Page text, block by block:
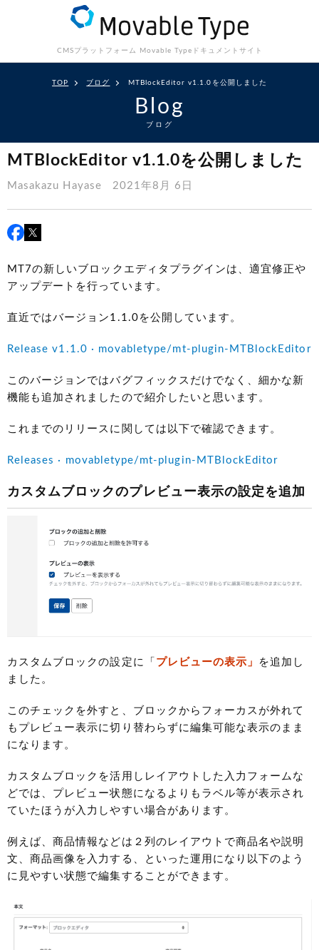
CMSプラットフォーム Movable Type ドキュメントサイト
TOP ブログ MTBlockEditor v1.1.0を公開しました
Blog
ブログ
MTBlockEditor v1.1.0を公開しました
Masakazu Hayase 2021年8月 6日
MT7の新しいブロックエディタプラグインは、適宜修正や
アップデートを行っています。
直近ではバージョン1.1.0を公開しています。
Release v1.1.0 · movabletype/mt-plugin-MTBlockEditor
このバージョンではバグフィックスだけでなく、細かな新
機能も追加されましたので紹介したいと思います。
これまでのリリースに関しては以下で確認できます。
Releases · movabletype/mt-plugin-MTBlockEditor
カスタムブロックのプレビュー表示の設定を追加
カスタムブロックの設定に「 プレビューの表示」
を追加し
ました。
このチェックを外すと、ブロックからフォーカスが外れて
もプレビュー表示に切り替わらずに編集可能な表示のまま
になります。
カスタムブロックを活用しレイアウトした入力フォームな
どでは、プレビュー状態になるよりもラベル等が表示され
ていたほうが入力しやすい場合があります。
例えば、商品情報などは２列のレイアウトで商品名や説明
文、商品画像を入力する、といった運用になり以下のよう
に見やすい状態で編集することができます。